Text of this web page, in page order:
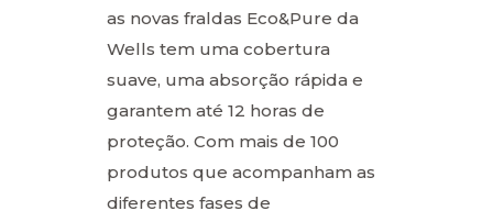
as novas fraldas Eco&Pure da
Wells tem uma cobertura
suave, uma absorção rápida e
garantem até 12 horas de
proteção. Com mais de 100
produtos que acompanham as
diferentes fases de